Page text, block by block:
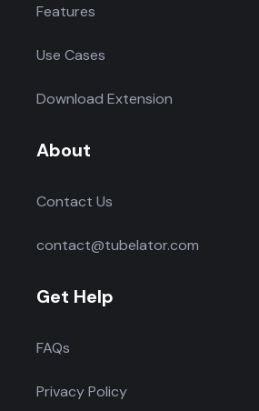
Features
Use Cases
Download Extension
About
Contact Us
contact@tubelator.com
Get Help
FAQs
Privacy Policy